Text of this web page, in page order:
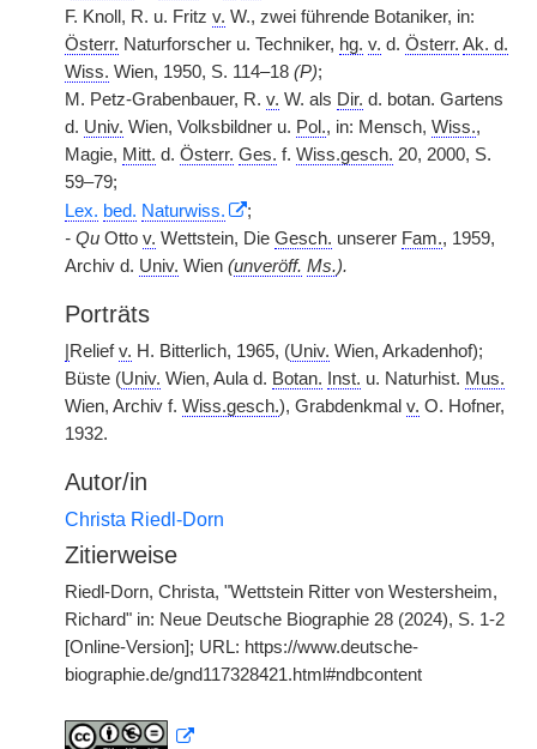
F. Knoll, R. u. Fritz v. W., zwei führende Botaniker, in:
Österr. Naturforscher u. Techniker, hg. v. d. Österr. Ak. d.
Wiss. Wien, 1950, S. 114–18 (P);
M. Petz-Grabenbauer, R. v. W. als Dir. d. botan. Gartens
d. Univ. Wien, Volksbildner u. Pol., in: Mensch, Wiss.,
Magie, Mitt. d. Österr. Ges. f. Wiss.gesch. 20, 2000, S.
59–79;
Lex. bed. Naturwiss.
;
- Qu Otto v. Wettstein, Die Gesch. unserer Fam., 1959,
Archiv d. Univ. Wien (unveröff. Ms.).
Porträts
Reliefv. H. Bitterlich, 1965, (Univ. Wien, Arkadenhof);
Büste (Univ. Wien, Aula d. Botan. Inst. u. Naturhist. Mus.
Wien, Archiv f. Wiss.gesch.), Grabdenkmal v. O. Hofner,
1932.
Autor/in
Christa Riedl-Dorn
Zitierweise
Riedl-Dorn, Christa, "Wettstein Ritter von Westersheim,
Richard" in: Neue Deutsche Biographie 28 (2024), S. 1-2
[Online-Version]; URL: https://www.deutsche-
biographie.de/gnd117328421.html#ndbcontent